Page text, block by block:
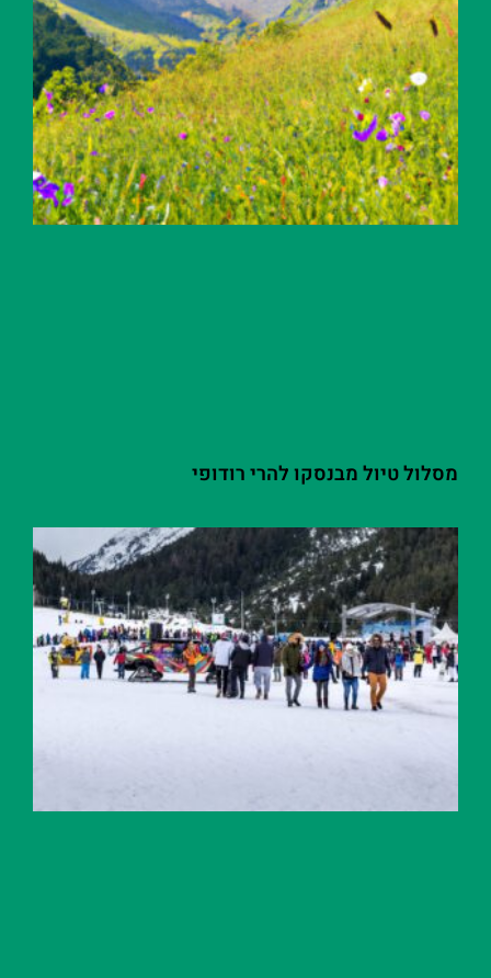
מסלול טיול מבנסקו להרי רודופי